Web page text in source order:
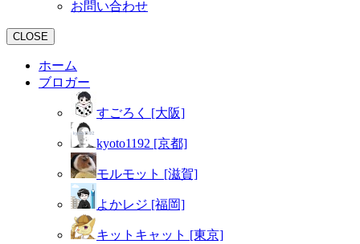
お問い合わせ
CLOSE
ホーム
ブロガー
すごろく [大阪]
kyoto1192 [京都]
モルモット [滋賀]
よかレジ [福岡]
キットキャット [東京]